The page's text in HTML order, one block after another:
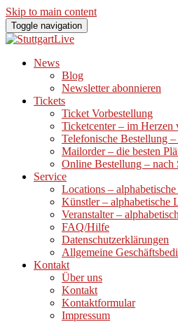
Skip to main content
Toggle navigation
News
Blog
Newsletter abonnieren
Tickets
Ticket Vorbestellung
Ticketcenter – im Herzen
Telefonische Bestellung
Mailorder – die besten
Online Bestellung – nach
Service
Locations –
Künstler – alphabetische
Veranstalter –
FAQ/Hilfe
Datenschutzerklärungen
Allgemeine
Kontakt
Über uns
Kontakt
Kontaktformular
Impressum